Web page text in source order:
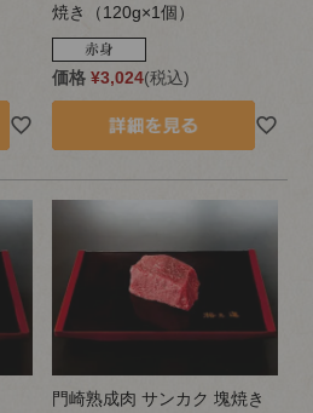
焼き（120g×1個）
価格 ¥3,024 税込
門崎熟成肉 サンカク 塊焼き